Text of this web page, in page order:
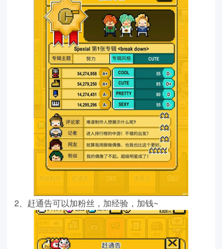
2、赶通告可以加粉丝，加经验，加钱~